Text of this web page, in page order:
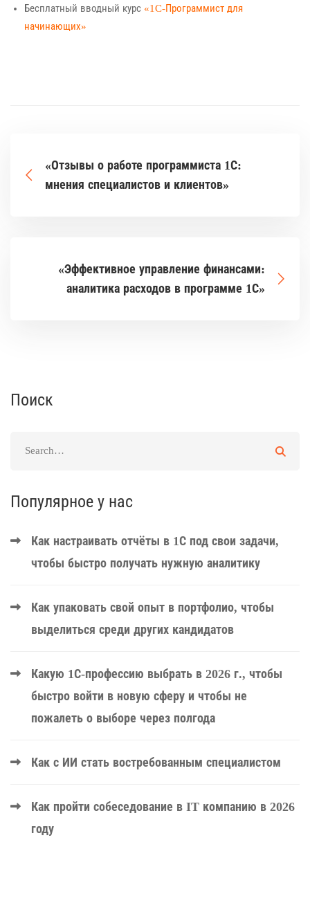
Бесплатный вводный курс «1C-Программист для
начинающих»
«Отзывы о работе программиста 1С:
мнения специалистов и клиентов»
«Эффективное управление финансами:
аналитика расходов в программе 1С»
Поиск
Популярное у нас
Как настраивать отчёты в 1С под свои задачи,
чтобы быстро получать нужную аналитику
Как упаковать свой опыт в портфолио, чтобы
выделиться среди других кандидатов
Какую 1С-профессию выбрать в 2026 г., чтобы
быстро войти в новую сферу и чтобы не
пожалеть о выборе через полгода
Как с ИИ стать востребованным специалистом
Как пройти собеседование в IT компанию в 2026
году